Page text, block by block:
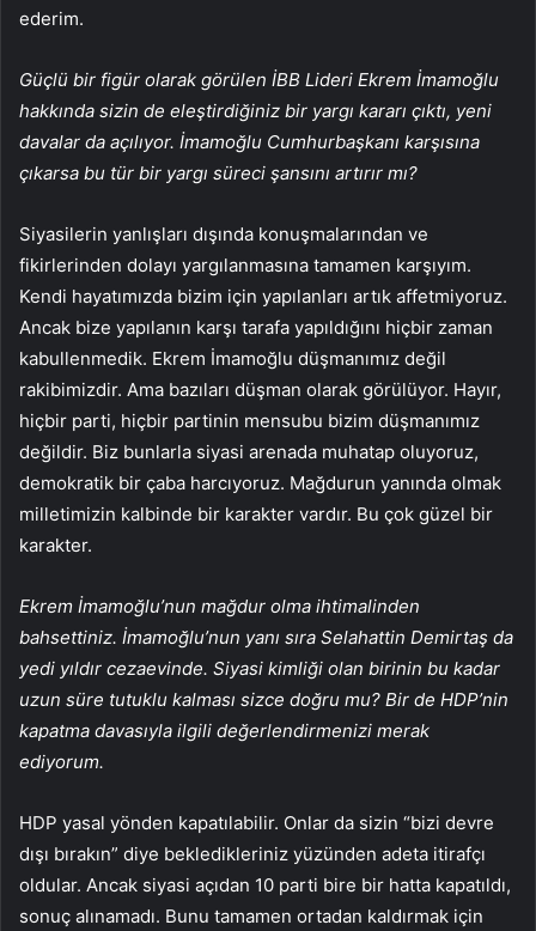
ederim.
Güçlü bir figür olarak görülen İBB Lideri Ekrem İmamoğlu
hakkında sizin de eleştirdiğiniz bir yargı kararı çıktı, yeni
davalar da açılıyor. İmamoğlu Cumhurbaşkanı karşısına
çıkarsa bu tür bir yargı süreci şansını artırır mı?
Siyasilerin yanlışları dışında konuşmalarından ve
fikirlerinden dolayı yargılanmasına tamamen karşıyım.
Kendi hayatımızda bizim için yapılanları artık affetmiyoruz.
Ancak bize yapılanın karşı tarafa yapıldığını hiçbir zaman
kabullenmedik. Ekrem İmamoğlu düşmanımız değil
rakibimizdir. Ama bazıları düşman olarak görülüyor. Hayır,
hiçbir parti, hiçbir partinin mensubu bizim düşmanımız
değildir. Biz bunlarla siyasi arenada muhatap oluyoruz,
demokratik bir çaba harcıyoruz. Mağdurun yanında olmak
milletimizin kalbinde bir karakter vardır. Bu çok güzel bir
karakter.
Ekrem İmamoğlu’nun mağdur olma ihtimalinden
bahsettiniz. İmamoğlu’nun yanı sıra Selahattin Demirtaş da
yedi yıldır cezaevinde. Siyasi kimliği olan birinin bu kadar
uzun süre tutuklu kalması sizce doğru mu? Bir de HDP’nin
kapatma davasıyla ilgili değerlendirmenizi merak
ediyorum.
HDP yasal yönden kapatılabilir. Onlar da sizin “bizi devre
dışı bırakın” diye bekledikleriniz yüzünden adeta itirafçı
oldular. Ancak siyasi açıdan 10 parti bire bir hatta kapatıldı,
sonuç alınamadı. Bunu tamamen ortadan kaldırmak için